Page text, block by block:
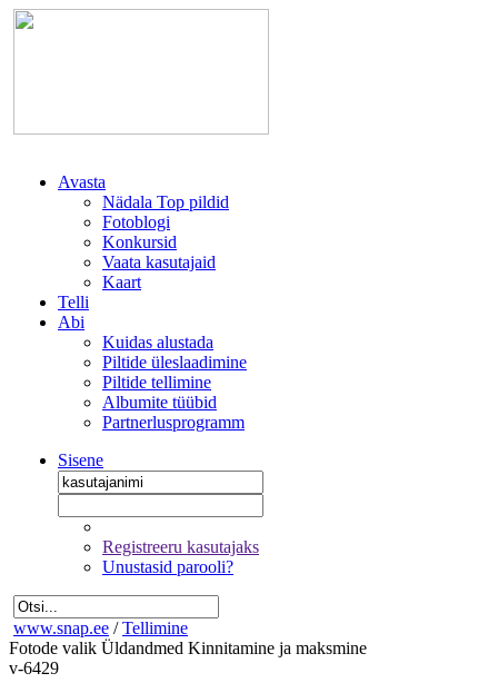
Avasta
Nädala Top pildid
Fotoblogi
Konkursid
Vaata kasutajaid
Kaart
Telli
Abi
Kuidas alustada
Piltide üleslaadimine
Piltide tellimine
Albumite tüübid
Partnerlusprogramm
Sisene
Registreeru kasutajaks
Unustasid parooli?
www.snap.ee / Tellimine
Fotode valik Üldandmed Kinnitamine ja maksmine
v-6429